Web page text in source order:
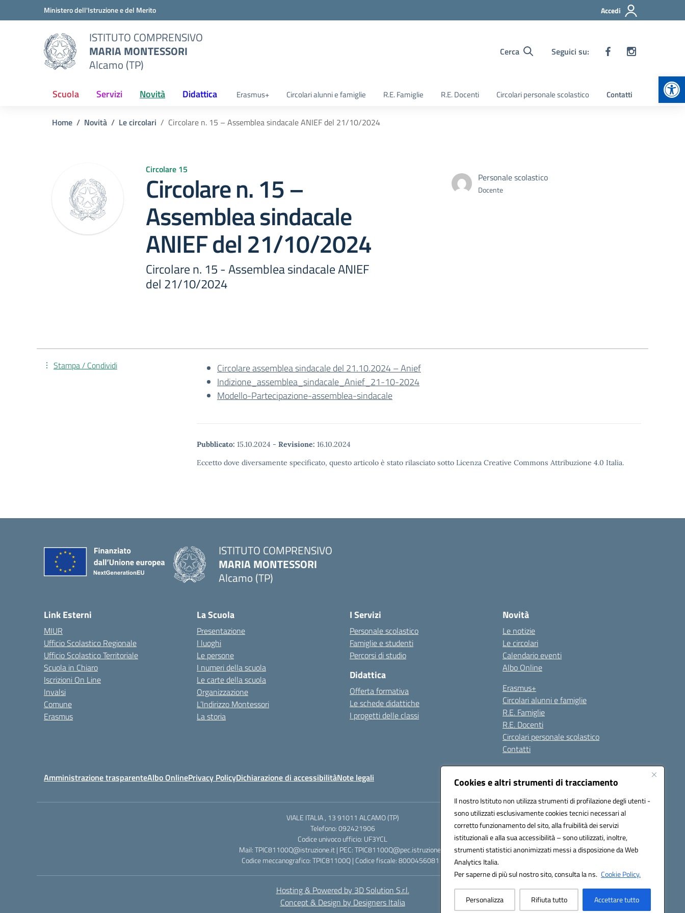
Cookies e altri strumenti di tracciamento
Il nostro Istituto non utilizza strumenti di profilazione degli utenti -
sono utilizzati esclusivamente cookies tecnici necessari al
corretto funzionamento del sito, alla fruibilità dei servizi
istituzionali e alla sua accessibilità – sono utilizzati, inoltre,
strumenti statistici anonimizzati messi a disposizione da Web
Analytics Italia.
Per saperne di più sul nostro sito, consulta la ns. Cookie Policy.
Personalizza Rifiuta tutto Accettare tutto
Vai ai contenuti
Vai al menu di navigazioneMinistero dell'Istruzione e del Merito Accedi
ISTITUTO COMPRENSIVO
MARIA MONTESSORI
Alcamo (TP)
Cerca Seguici su:
Scuola Servizi Novità Didattica Erasmus+ Circolari alunni e famiglie R.E. Famiglie R.E. Docenti Circolari personale scolastico Contatti
Home Novità Le circolari Circolare n. 15 – Assemblea sindacale ANIEF del 21/10/2024
Circolare 15
Circolare n. 15 –
Assemblea sindacale
ANIEF del 21/10/2024
Circolare n. 15 - Assemblea sindacale ANIEF
del 21/10/2024
Personale scolastico
Docente
Circolare assemblea sindacale del 21.10.2024 – Anief
Indizione_assemblea_sindacale_Anief_21-10-2024
Modello-Partecipazione-assemblea-sindacale
Pubblicato: 15.10.2024 - Revisione: 16.10.2024
Eccetto dove diversamente specificato, questo articolo è stato rilasciato sotto Licenza Creative Commons Attribuzione 4.0 Italia.
Stampa / Condividi
ISTITUTO COMPRENSIVO
MARIA MONTESSORI
Alcamo (TP)
Link Esterni
MIUR
Ufficio Scolastico Regionale
Ufficio Scolastico Territoriale
Scuola in Chiaro
Iscrizioni On Line
Invalsi
Comune
Erasmus
La Scuola
Presentazione
I luoghi
Le persone
I numeri della scuola
Le carte della scuola
Organizzazione
L’Indirizzo Montessori
La storia
I Servizi
Personale scolastico
Famiglie e studenti
Percorsi di studio
Didattica
Offerta formativa
Le schede didattiche
I progetti delle classi
Novità
Le notizie
Le circolari
Calendario eventi
Albo Online
Erasmus+
Circolari alunni e famiglie
R.E. Famiglie
R.E. Docenti
Circolari personale scolastico
Contatti
Amministrazione trasparenteAlbo OnlinePrivacy PolicyDichiarazione di accessibilitàNote legali Seguici su:
VIALE ITALIA , 13 91011 ALCAMO (TP)
Telefono: 092421906
Codice univoco ufficio: UF3YCL
Mail: TPIC81100Q@istruzione.it | PEC: TPIC81100Q@pec.istruzione.it
Codice meccanografico: TPIC81100Q | Codice fiscale: 80004560811
Hosting & Powered by 3D Solution S.r.l.
Concept & Design by Designers Italia